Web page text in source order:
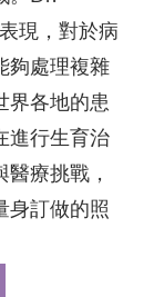
現，對於病
夠處理複雜
界各地的患
進行生育治
療挑戰，
身訂做的照